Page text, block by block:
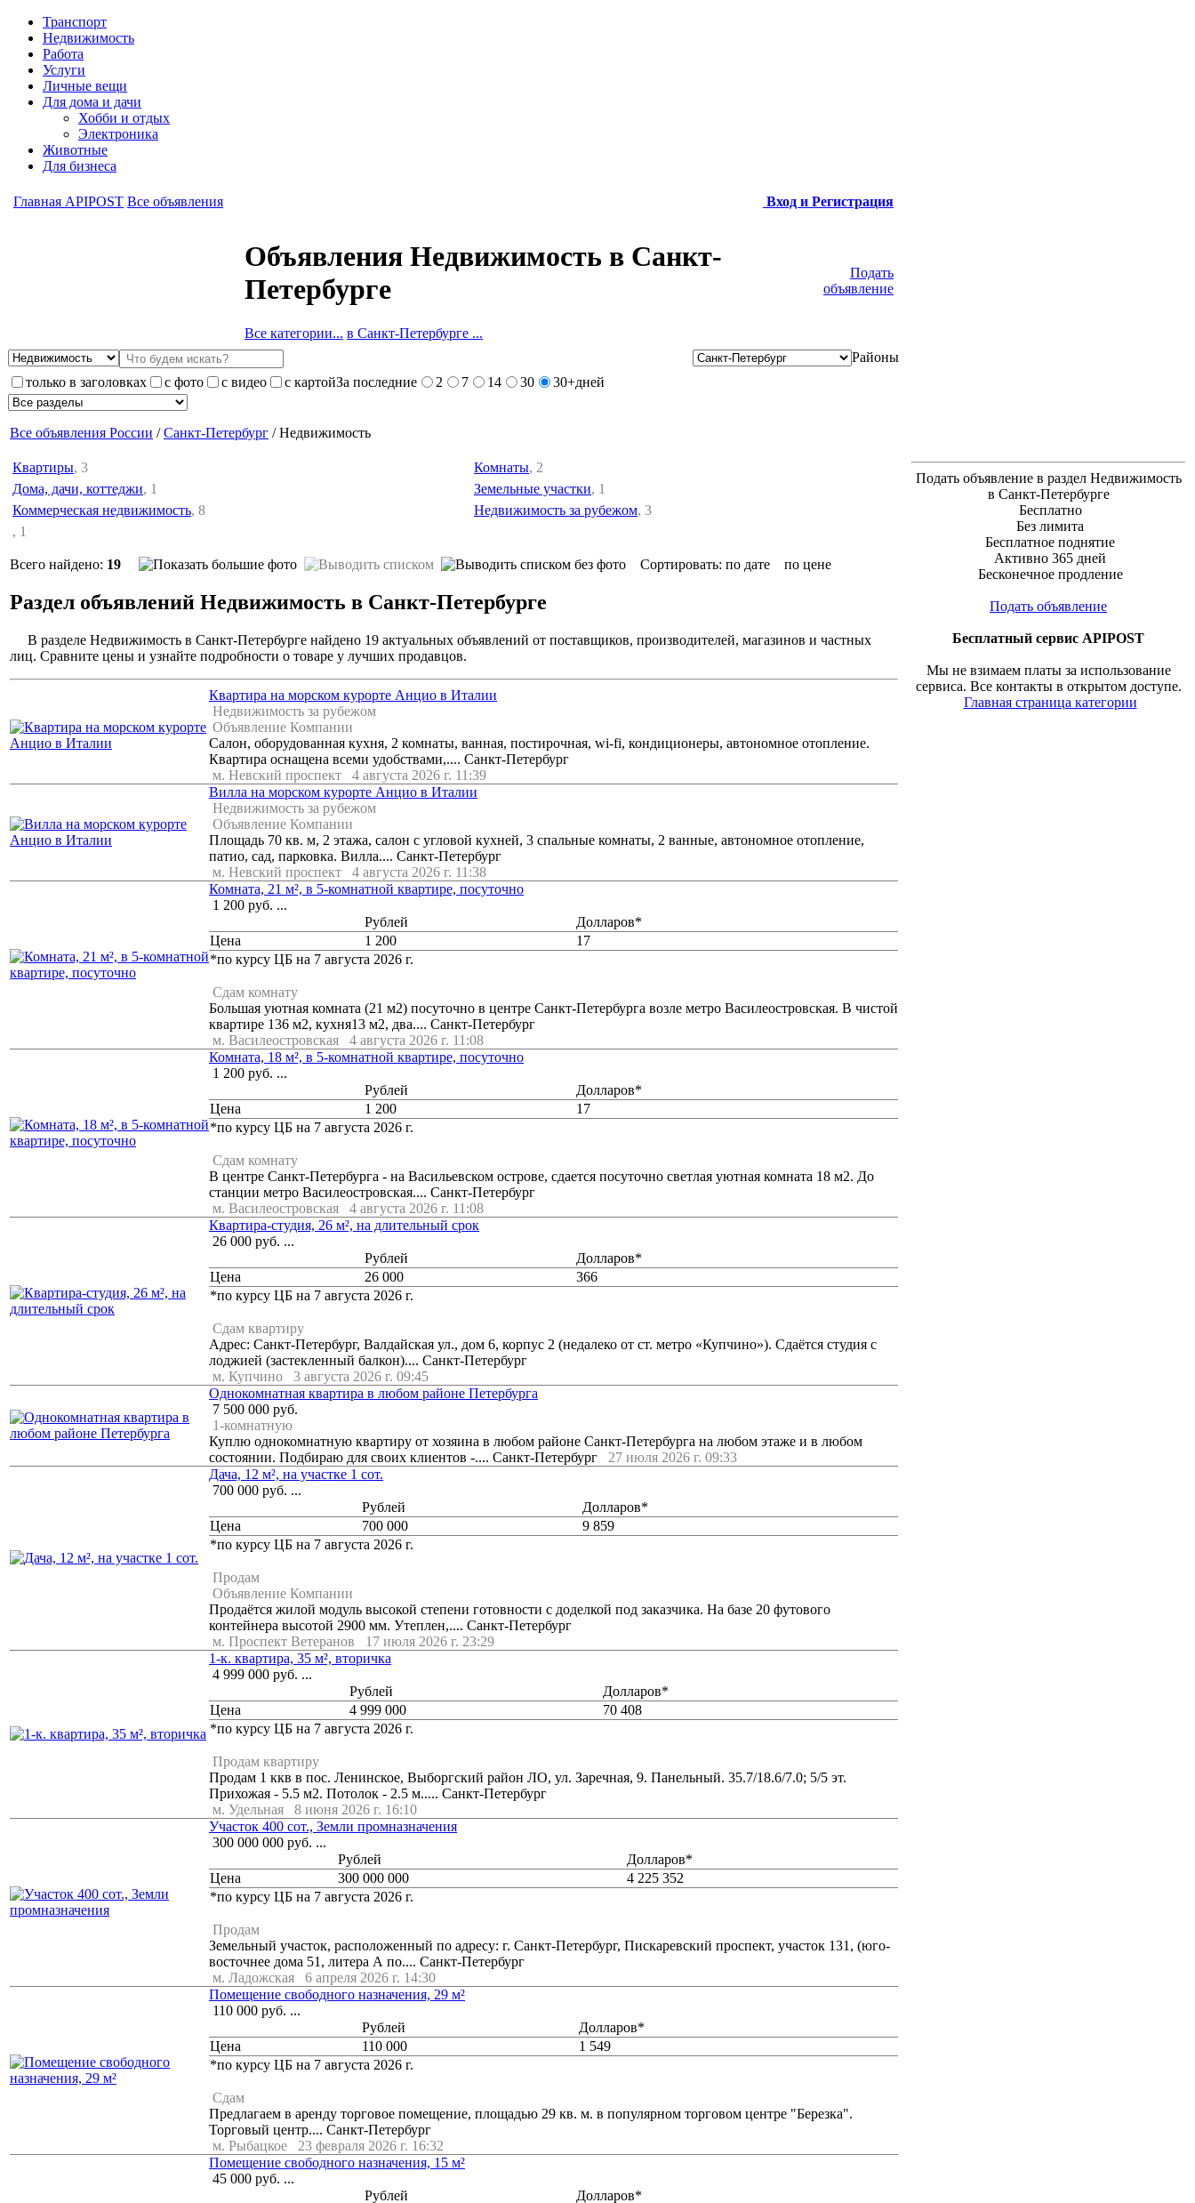
Транспорт
Недвижимость
Работа
Услуги
Личные вещи
Для дома и дачи
Хобби и отдых
Электроника
Животные
Для бизнеса
Главная APIPOST Все объявления Вход и Регистрация
Объявления Недвижимость в Санкт-
Петербурге
Все категории... в Санкт-Петербурге ...
Подать
объявление
Районы
только в заголовках
с фото с видео с картойЗа последние 2 7 14 30 30+дней
Все объявления России /Санкт-Петербург / Недвижимость
Квартиры, 3 Комнаты, 2
Дома, дачи, коттеджи, 1 Земельные участки, 1
Коммерческая недвижимость, 8 Недвижимость за рубежом, 3
, 1
Всего найдено: 19 Сортировать: по дате по цене
Раздел объявлений Недвижимость в Санкт-Петербурге
В разделе Недвижимость в Санкт-Петербурге найдено 19 актуальных объявлений от поставщиков, производителей, магазинов и частных
лиц. Сравните цены и узнайте подробности о товаре у лучших продавцов.
Квартира на морском курорте Анцио в Италии
Недвижимость за рубежом
Объявление Компании
Салон, оборудованная кухня, 2 комнаты, ванная, постирочная, wi-fi, кондиционеры, автономное отопление.
Квартира оснащена всеми удобствами,.... Санкт-Петербург
м. Невский проспект
4 августа 2026 г. 11:39
Вилла на морском курорте Анцио в Италии
Недвижимость за рубежом
Объявление Компании
Площадь 70 кв. м, 2 этажа, салон с угловой кухней, 3 спальные комнаты, 2 ванные, автономное отопление,
патио, сад, парковка. Вилла.... Санкт-Петербург
м. Невский проспект
4 августа 2026 г. 11:38
Комната, 21 м², в 5-комнатной квартире, посуточно
1 200 руб. ...
Рублей
Долларов*
Цена
1 200
17
*по курсу ЦБ на 7 августа 2026 г.
Сдам комнату
Большая уютная комната (21 м2) посуточно в центре Санкт-Петербурга возле метро Василеостровская. В чистой
квартире 136 м2, кухня13 м2, два.... Санкт-Петербург
м. Василеостровская
4 августа 2026 г. 11:08
Комната, 18 м², в 5-комнатной квартире, посуточно
1 200 руб. ...
Рублей
Долларов*
Цена
1 200
17
*по курсу ЦБ на 7 августа 2026 г.
Сдам комнату
В центре Санкт-Петербурга - на Васильевском острове, сдается посуточно светлая уютная комната 18 м2. До
станции метро Василеостровская.... Санкт-Петербург
м. Василеостровская
4 августа 2026 г. 11:08
Квартира-студия, 26 м², на длительный срок
26 000 руб. ...
Рублей
Долларов*
Цена
26 000
366
*по курсу ЦБ на 7 августа 2026 г.
Сдам квартиру
Адрес: Санкт-Петербург, Валдайская ул., дом 6, корпус 2 (недалеко от ст. метро «Купчино»). Сдаётся студия с
лоджией (застекленный балкон).... Санкт-Петербург
м. Купчино
3 августа 2026 г. 09:45
Однокомнатная квартира в любом районе Петербурга
7 500 000 руб.
1-комнатную
Куплю однокомнатную квартиру от хозяина в любом районе Санкт-Петербурга на любом этаже и в любом
состоянии. Подбираю для своих клиентов -.... Санкт-Петербург
27 июля 2026 г. 09:33
Дача, 12 м², на участке 1 сот.
700 000 руб. ...
Рублей
Долларов*
Цена
700 000
9 859
*по курсу ЦБ на 7 августа 2026 г.
Продам
Объявление Компании
Продаётся жилой модуль высокой степени готовности с доделкой под заказчика. На базе 20 футового
контейнера высотой 2900 мм. Утеплен,.... Санкт-Петербург
м. Проспект Ветеранов
17 июля 2026 г. 23:29
1-к. квартира, 35 м², вторичка
4 999 000 руб. ...
Рублей
Долларов*
Цена
4 999 000
70 408
*по курсу ЦБ на 7 августа 2026 г.
Продам квартиру
Продам 1 ккв в пос. Ленинское, Выборгский район ЛО, ул. Заречная, 9. Панельный. 35.7/18.6/7.0; 5/5 эт.
Прихожая - 5.5 м2. Потолок - 2.5 м..... Санкт-Петербург
м. Удельная
8 июня 2026 г. 16:10
Участок 400 сот., Земли промназначения
300 000 000 руб. ...
Рублей
Долларов*
Цена
300 000 000
4 225 352
*по курсу ЦБ на 7 августа 2026 г.
Продам
Земельный участок, расположенный по адресу: г. Санкт-Петербург, Пискаревский проспект, участок 131, (юго-
восточнее дома 51, литера А по.... Санкт-Петербург
м. Ладожская
6 апреля 2026 г. 14:30
Помещение свободного назначения, 29 м²
110 000 руб. ...
Рублей
Долларов*
Цена
110 000
1 549
*по курсу ЦБ на 7 августа 2026 г.
Сдам
Предлагаем в аренду торговое помещение, площадью 29 кв. м. в популярном торговом центре "Березка".
Торговый центр.... Санкт-Петербург
м. Рыбацкое
23 февраля 2026 г. 16:32
Помещение свободного назначения, 15 м²
45 000 руб. ...
Рублей
Долларов*
Подать объявление в раздел Недвижимость
в Санкт-Петербурге
Бесплатно
Без лимита
Бесплатное поднятие
Активно 365 дней
Бесконечное продление
Подать объявление
Бесплатный сервис APIPOST
Мы не взимаем платы за использование
сервиса. Все контакты в открытом доступе.
Главная страница категории